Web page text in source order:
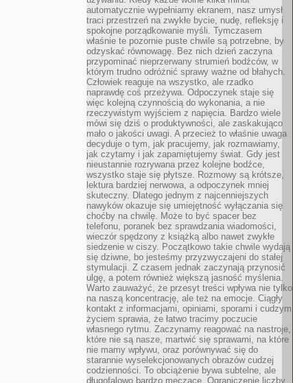
automatycznie wypełniamy ekranem, nasz umysł
traci przestrzeń na zwykłe bycie, nudę, refleksję i
spokojne porządkowanie myśli. Tymczasem
właśnie te pozornie puste chwile są potrzebne, by
odzyskać równowagę. Bez nich dzień zaczyna
przypominać nieprzerwany strumień bodźców, w
którym trudno odróżnić sprawy ważne od błahych.
Człowiek reaguje na wszystko, ale rzadko
naprawdę coś przeżywa. Odpoczynek staje się
więc kolejną czynnością do wykonania, a nie
rzeczywistym wyjściem z napięcia. Bardzo wiele
mówi się dziś o produktywności, ale zaskakująco
mało o jakości uwagi. A przecież to właśnie uwaga
decyduje o tym, jak pracujemy, jak rozmawiamy,
jak czytamy i jak zapamiętujemy świat. Gdy jest
nieustannie rozrywana przez kolejne bodźce,
wszystko staje się płytsze. Rozmowy są krótsze,
lektura bardziej nerwowa, a odpoczynek mniej
skuteczny. Dlatego jednym z najcenniejszych
nawyków okazuje się umiejętność wyłączania się
choćby na chwilę. Może to być spacer bez
telefonu, poranek bez sprawdzania wiadomości,
wieczór spędzony z książką albo nawet zwykłe
siedzenie w ciszy. Początkowo takie chwile wydają
się dziwne, bo jesteśmy przyzwyczajeni do stałej
stymulacji. Z czasem jednak zaczynają przynosić
ulgę, a potem również większą jasność myślenia.
Warto zauważyć, że przesyt treści wpływa nie tylko
na naszą koncentrację, ale też na emocje. Ciągły
kontakt z informacjami, opiniami, sporami i cudzym
życiem sprawia, że łatwo tracimy poczucie
własnego rytmu. Zaczynamy reagować na nastroje,
które nie są nasze, martwić się sprawami, na które
nie mamy wpływu, oraz porównywać się do
starannie wyselekcjonowanych obrazów cudzej
codzienności. To obciążenie bywa subtelne, ale
długofalowo bardzo męczące. Ograniczenie liczby